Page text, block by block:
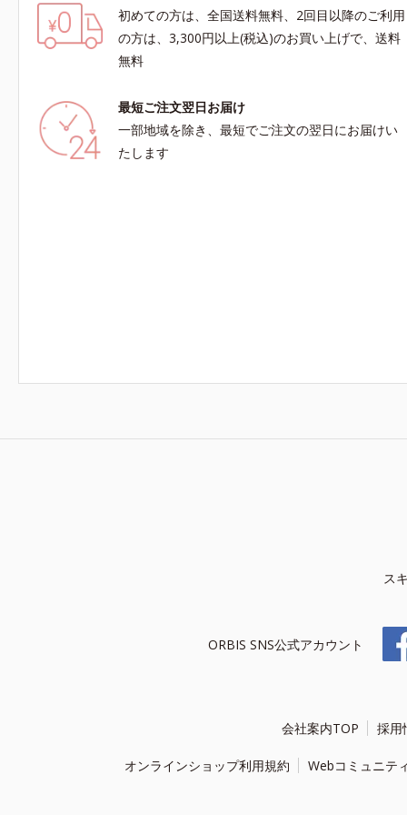
初めての方は、全国送料無料、2回目以降のご利用
の方は、3,300円以上(税込)のお買い上げで、送料
無料
最短ご注文翌日お届け
一部地域を除き、最短でご注文の翌日にお届けい
たします
ス
ORBIS SNS公式アカウント
会社案内TOP 採用
オンラインショップ利用規約 Webコミュニテ